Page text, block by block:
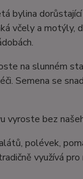
bylina
včely a motýly,
na slunném
Semena se
vyroste bez
polévek,
využívá